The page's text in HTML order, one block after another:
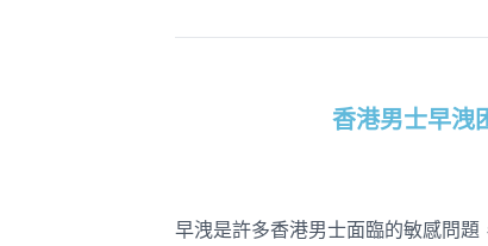
香港男士早洩
早洩是許多香港男士面臨的敏感問